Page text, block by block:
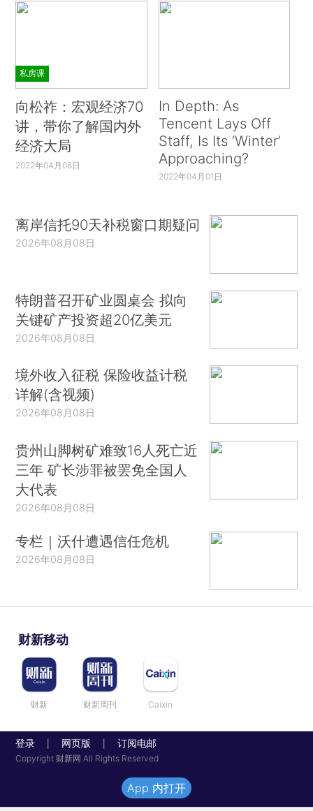
私房课
向松祚：宏观经济70
讲，带你了解国内外
经济大局
2022年04月06日
In Depth: As
Tencent Lays Off
Staff, Is Its ‘Winter’
Approaching?
2022年04月01日
离岸信托90天补税窗口期疑问
2026年08月08日
特朗普召开矿业圆桌会 拟向
关键矿产投资超20亿美元
2026年08月08日
境外收入征税 保险收益计税
详解(含视频)
2026年08月08日
贵州山脚树矿难致16人死亡近
三年 矿长涉罪被罢免全国人
大代表
2026年08月08日
专栏｜沃什遭遇信任危机
2026年08月08日
财新移动
财新 财新周刊 Caixin
登录 网页版 订阅电邮
Copyright 财新网 All Rights Reserved
App 内打开